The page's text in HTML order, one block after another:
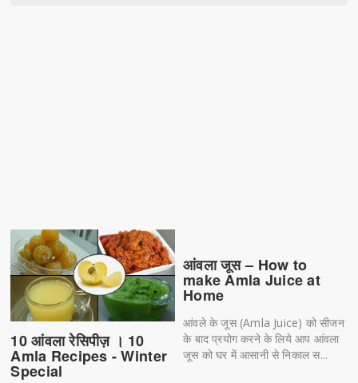
10 आंवला रेसिपीज़ । 10
Amla Recipes - Winter
Special
आंवला जूस – How to
make Amla Juice at
Home
आंवले के जूस (Amla Juice) को सीजन
के बाद प्रयोग करने के लिये आप आंवला
जूस को घर में आसानी से निकाल स...